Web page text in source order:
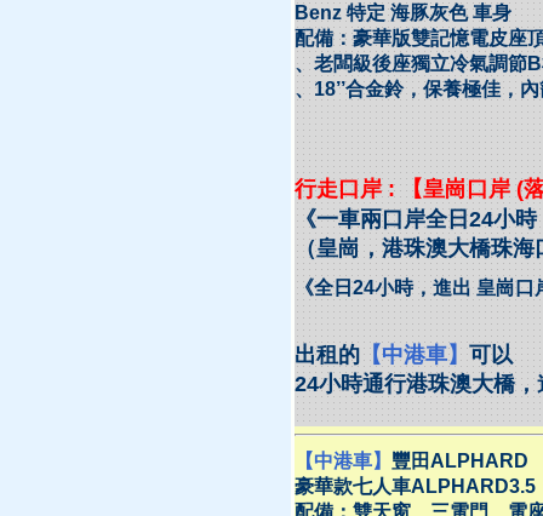
Benz 特定 海豚灰色 車身
配備：豪華版雙記憶電皮座
、老闆級後座獨立冷氣調節
、18’’合金鈴，保養極佳，
行走口岸 : 【皇崗口岸 (
《一車兩口岸全日24小
（皇崗，港珠澳大橋珠海
《全日24小時，進出 皇崗口
出租的【中港車】可以
24小時通行港珠澳大橋
【中港車】 豐田ALPHARD
豪華款七人車ALPHARD3.5
配備：雙天窗、三電門、電